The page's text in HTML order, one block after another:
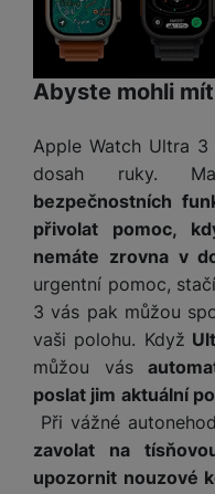
Abyste mohli
Apple Watch Ultra 3
dosah ruky.
bezpečnostních
přivolat pomoc,
nemáte zrovna v
urgentní pomoc,
3 vás pak můžou
vaši polohu. Když
můžou vás
poslat jim aktuální
Při vážné
zavolat na
upozornit nouzové